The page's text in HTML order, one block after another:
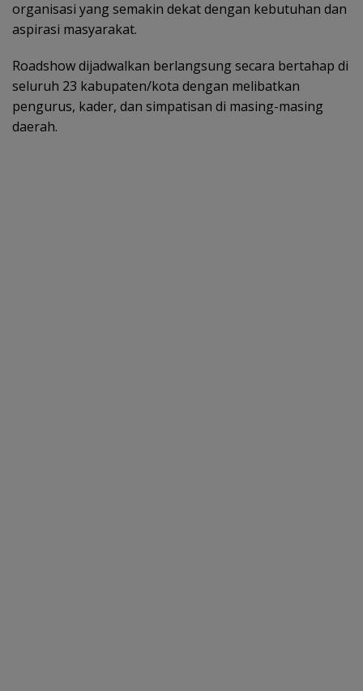
organisasi yang semakin dekat dengan kebutuhan dan
aspirasi masyarakat.
Roadshow dijadwalkan berlangsung secara bertahap di
seluruh 23 kabupaten/kota dengan melibatkan
pengurus, kader, dan simpatisan di masing-masing
daerah.